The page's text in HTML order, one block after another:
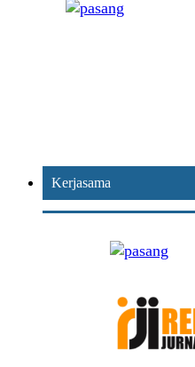
Kerjasama